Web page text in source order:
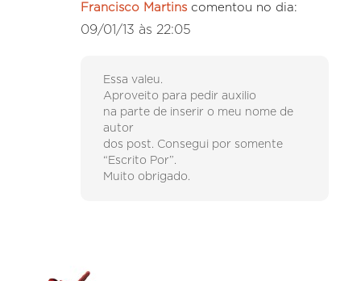
Francisco Martins comentou no dia:
09/01/13 às 22:05
Essa valeu.
Aproveito para pedir auxilio
na parte de inserir o meu nome de
autor
dos post. Consegui por somente
“Escrito Por”.
Muito obrigado.